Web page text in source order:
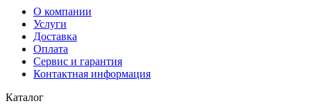
О компании
Услуги
Доставка
Оплата
Сервис и гарантия
Контактная информация
Каталог